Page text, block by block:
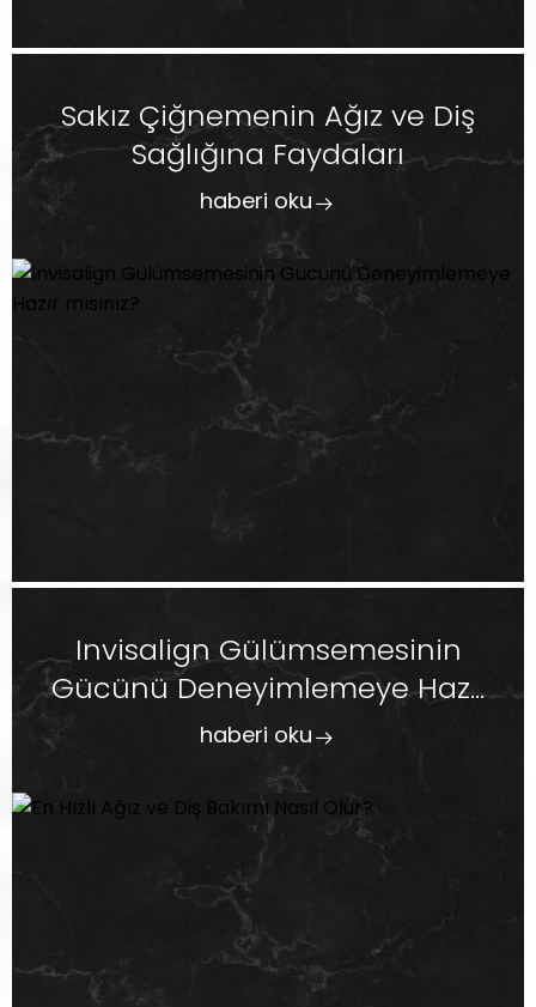
Sakız Çiğnemenin Ağız ve Diş
Sağlığına Faydaları
haberi oku
Invisalign Gülümsemesinin
Gücünü Deneyimlemeye Haz...
haberi oku